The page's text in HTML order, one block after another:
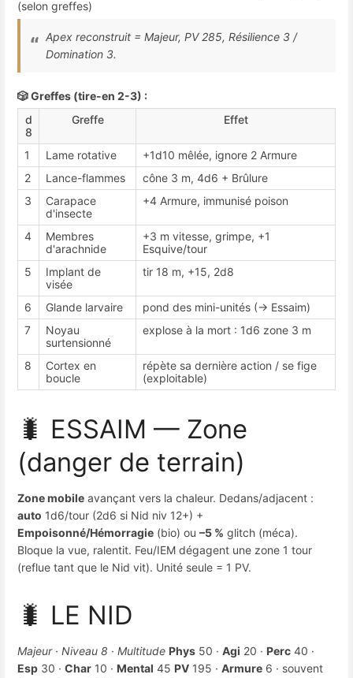
(selon greffes)
Apex reconstruit = Majeur, PV 285, Résilience 3 /
Domination 3.
🎲 Greffes (tire-en 2-3) :
d
8
Greffe Effet
1 Lame rotative
+1d10 mêlée, ignore 2 Armure
2
Lance-flammes
cône 3 m, 4d6 + Brûlure
3
Carapace
d'insecte
+4 Armure, immunisé poison
4
Membres
d'arachnide
+3 m vitesse, grimpe, +1
Esquive/tour
5
Implant de
visée
tir 18 m, +15, 2d8
6 Glande larvaire
pond des mini-unités (→ Essaim)
7
Noyau
surtensionné
explose à la mort : 1d6 zone 3 m
8
Cortex en
boucle
répète sa dernière action / se fige
(exploitable)
🐛 ESSAIM — Zone
(danger de terrain)
Zone mobile avançant vers la chaleur. Dedans/adjacent :
auto 1d6/tour (2d6 si Nid niv 12+) +
Empoisonné/Hémorragie (bio) ou –5 % glitch (méca).
Bloque la vue, ralentit. Feu/IEM dégagent une zone 1 tour
(reflue tant que le Nid vit). Unité seule = 1 PV.
🐛 LE NID
Majeur · Niveau 8 · Multitude Phys 50 · Agi 20 · Perc 40 ·
Esp 30 · Char 10 · Mental 45 PV 195 · Armure 6 · souvent